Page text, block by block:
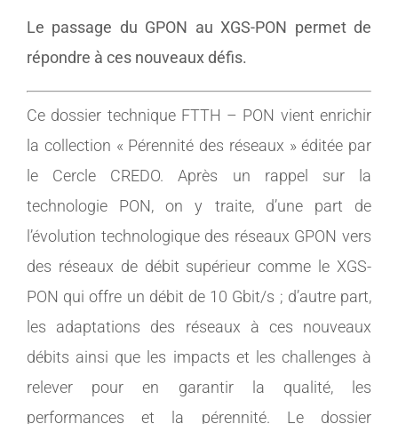
Le passage du GPON au XGS-PON permet de
répondre à ces nouveaux défis.
Ce dossier technique FTTH – PON vient enrichir
la collection « Pérennité des réseaux » éditée par
le Cercle CREDO. Après un rappel sur la
technologie PON, on y traite, d’une part de
l’évolution technologique des réseaux GPON vers
des réseaux de débit supérieur comme le XGS-
PON qui offre un débit de 10 Gbit/s ; d’autre part,
les adaptations des réseaux à ces nouveaux
débits ainsi que les impacts et les challenges à
relever pour en garantir la qualité, les
performances et la pérennité. Le dossier